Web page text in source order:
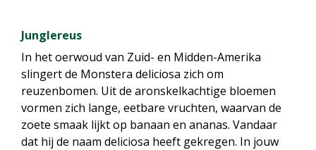
Junglereus
In het oerwoud van Zuid- en Midden-Amerika
slingert de Monstera deliciosa zich om
reuzenbomen. Uit de aronskelkachtige bloemen
vormen zich lange, eetbare vruchten, waarvan de
zoete smaak lijkt op banaan en ananas. Vandaar
dat hij de naam deliciosa heeft gekregen. In jouw